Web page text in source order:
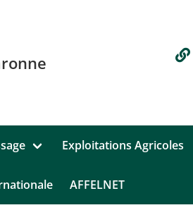
Exploitations Agricoles
AFFELNET